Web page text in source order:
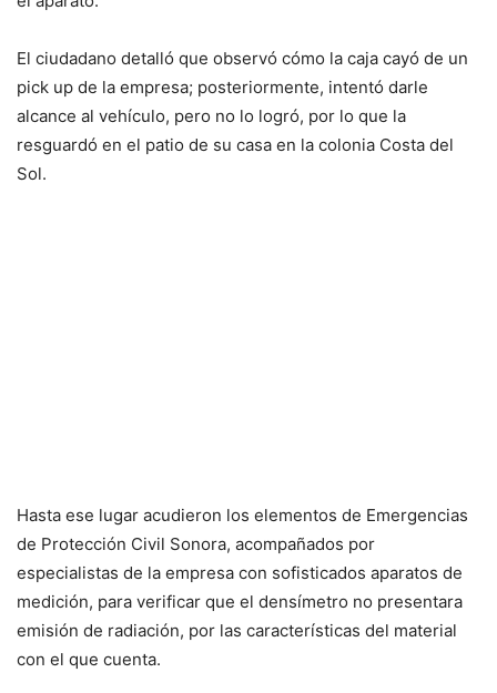
El ciudadano detalló que observó cómo la caja cayó de un
pick up de la empresa; posteriormente, intentó darle
alcance al vehículo, pero no lo logró, por lo que la
resguardó en el patio de su casa en la colonia Costa del
Sol.
Hasta ese lugar acudieron los elementos de Emergencias
de Protección Civil Sonora, acompañados por
especialistas de la empresa con sofisticados aparatos de
medición, para verificar que el densímetro no presentara
emisión de radiación, por las características del material
con el que cuenta.